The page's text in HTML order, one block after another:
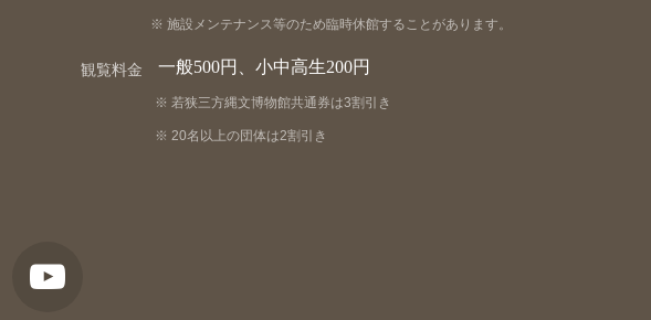
施設メンテナンス等のため臨時休館することがあります。
観覧料金 一般500円、小中高生200円
若狭三方縄文博物館共通券は3割引き
20名以上の団体は2割引き